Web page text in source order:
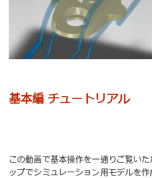
基本編 チュートリアル
この動画で基本操作を一通りご覧い
ップでシミュレーション用モデルを作